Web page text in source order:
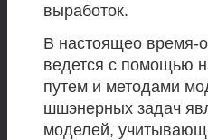
выработок.
В настоящео время-
ведется с помощью
путем и методами
шшэнерных задач
моделей,